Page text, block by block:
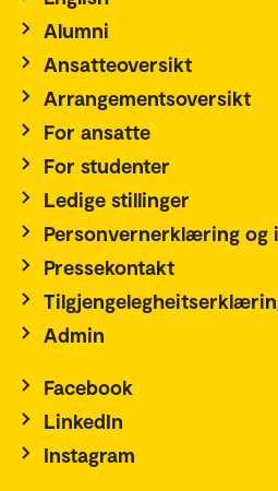
Alumni
Ansatteoversikt
Arrangementsoversikt
For ansatte
For studenter
Ledige stillinger
Personvernerklæring og
Pressekontakt
Admin
Facebook
LinkedIn
Instagram